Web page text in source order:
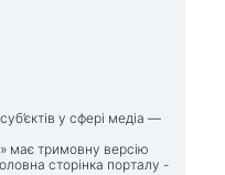
у сфері медіа —
має тримовну версію
сторінка порталу -